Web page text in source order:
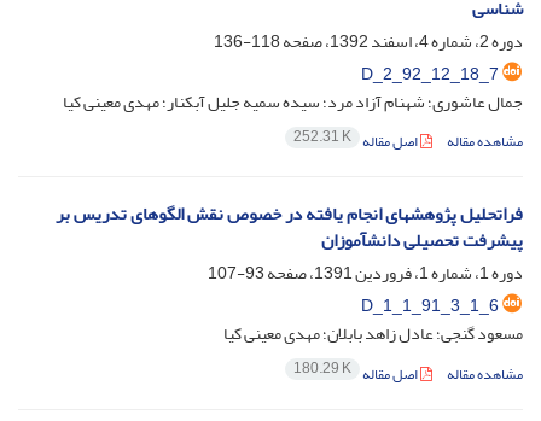
شناسی
دوره 2، شماره 4، اسفند 1392، صفحه
118-136
D_2_92_12_18_7
جمال عاشوری؛ شهنام آزاد مرد؛ سیده سمیه جلیل آبکنار؛ مهدی معینی کیا
مشاهده مقاله اصل مقاله 252.31 K
فراتحلیل پژوهشهای انجام یافته در خصوص نقش الگوهای تدریس بر
پیشرفت تحصیلی دانشآموزان
دوره 1، شماره 1، فروردین 1391، صفحه
93-107
D_1_1_91_3_1_6
مسعود گنجی؛ عادل زاهد بابلان؛ مهدی معینی کیا
مشاهده مقاله اصل مقاله 180.29 K